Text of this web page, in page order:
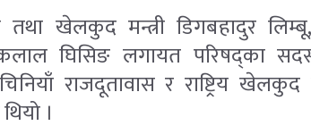
तथा खेलकुद मन्त्री डिगबहादुर
घिसिङ लगायत परिषद्का
राजदूतावास र राष्ट्रिय
।